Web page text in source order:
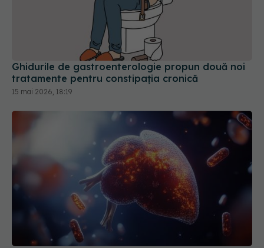
Ghidurile de gastroenterologie propun două noi
tratamente pentru constipația cronică
15 mai 2026, 18:19